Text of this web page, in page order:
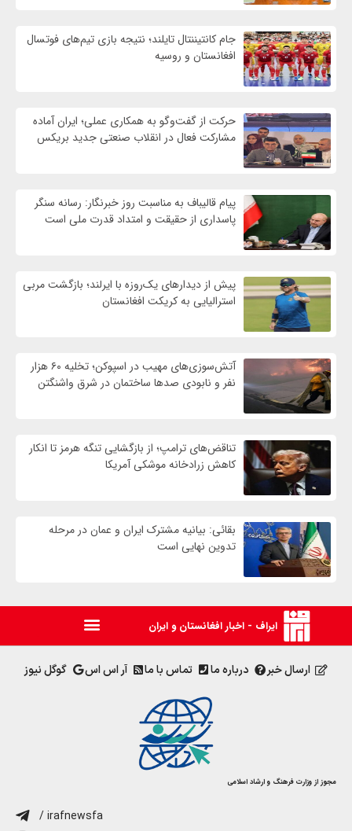
جام کانتیننتال تایلند؛ نتیجه بازی تیم‌های فوتسال
افغانستان و روسیه
حرکت از گفت‌وگو به همکاری عملی؛ ایران آماده
مشارکت فعال در انقلاب صنعتی جدید بریکس
پیام قالیباف به مناسبت روز خبرنگار: رسانه سنگر
پاسداری از حقیقت و امتداد قدرت ملی است
پیش از دیدارهای یک‌روزه با ایرلند؛ بازگشت مربی
استرالیایی به کریکت افغانستان
آتش‌سوزی‌های مهیب در اسپوکن؛ تخلیه ۶۰ هزار
نفر و نابودی صدها ساختمان در شرق واشنگتن
تناقض‌های ترامپ؛ از بازگشایی تنگه هرمز تا انکار
کاهش زرادخانه موشکی آمریکا
بقائی: بیانیه مشترک ایران و عمان در مرحله
تدوین نهایی است
ایراف - اخبار افغانستان و ایران
ارسال خبر درباره ما تماس با ما آر اس اس گوگل نیوز
مجوز از وزارت فرهنگ و ارشاد اسلامی
/ irafnewsfa